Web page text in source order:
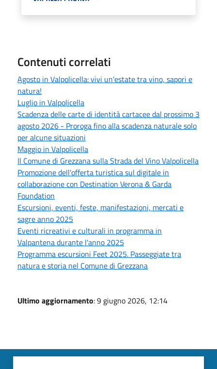
Contenuti correlati
Agosto in Valpolicella: vivi un'estate tra vino, sapori e
natura!
Luglio in Valpolicella
Scadenza delle carte di identità cartacee dal prossimo 3
agosto 2026 - Proroga fino alla scadenza naturale solo
per alcune situazioni
Maggio in Valpolicella
Il Comune di Grezzana sulla Strada del Vino Valpolicella
Promozione dell'offerta turistica sul digitale in
collaborazione con Destination Verona & Garda
Foundation
Escursioni, eventi, feste, manifestazioni, mercati e
sagre anno 2025
Eventi ricreativi e culturali in programma in
Valpantena durante l'anno 2025
Programma escursioni Feet 2025. Passeggiate tra
natura e storia nel Comune di Grezzana
Ultimo aggiornamento: 9 giugno 2026, 12:14